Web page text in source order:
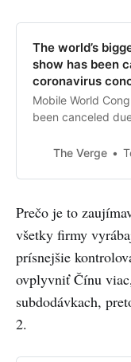
The world’s
show has been
coronavirus
Mobile World
been canceled
GSMA, the
going, but dozens
employees and
The Verge
Prečo je to
všetky firmy
prísnejšie
ovplyvniť Čínu
subdodávkach,
2.